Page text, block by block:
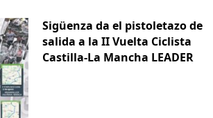
Sigüenza da el pistoletazo de
salida a la II Vuelta Ciclista
Castilla-La Mancha LEADER